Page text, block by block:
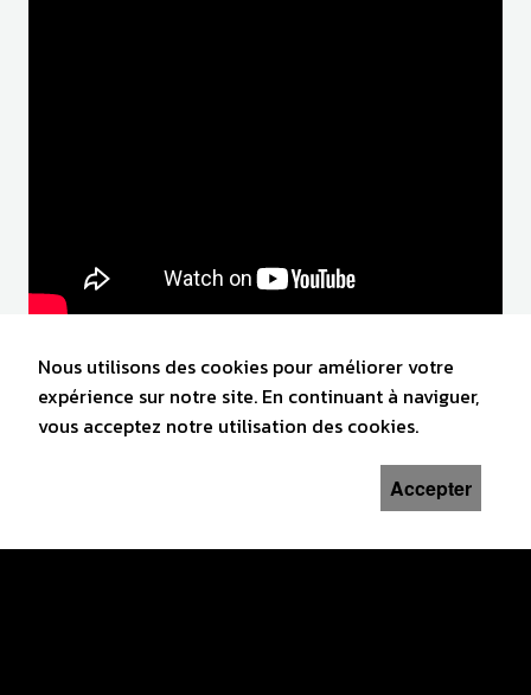
Nous utilisons des cookies pour améliorer votre
expérience sur notre site. En continuant à naviguer,
vous acceptez notre utilisation des cookies.
Accepter